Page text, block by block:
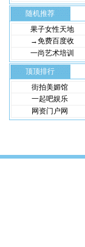
随机推荐
果子女性天地
→免费百度收
一尚艺术培训
顶顶排行
街拍美媚馆
一起吧娱乐
网资门户网